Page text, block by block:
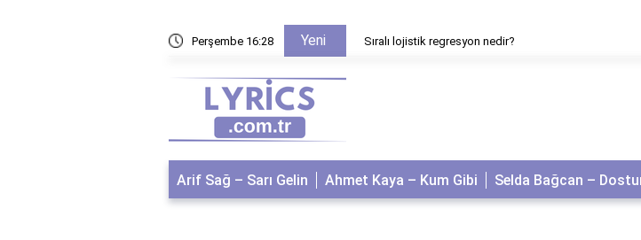
Perşembe 16:28 Yeni Sıralı lojistik regresyon nedir?
Arif Sağ – Sarı Gelin Ahmet Kaya – Kum Gibi Selda Bağcan –